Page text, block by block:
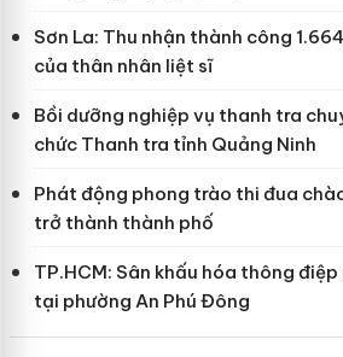
Sơn La: Thu nhận thành công
của thân nhân liệt sĩ
Bồi dưỡng nghiệp vụ thanh tra
chức Thanh tra tỉnh Quảng Ninh
Phát động phong trào thi đua
trở thành thành phố
TP.HCM: Sân khấu hóa thông
tại phường An Phú Đông